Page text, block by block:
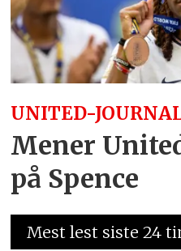
UNITED-
Mener
på Spence
Mest lest siste 24